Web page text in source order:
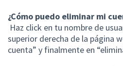
¿Cómo puedo eliminar mi
Haz click en tu nombre de
superior derecha de la página
cuenta” y finalmente en